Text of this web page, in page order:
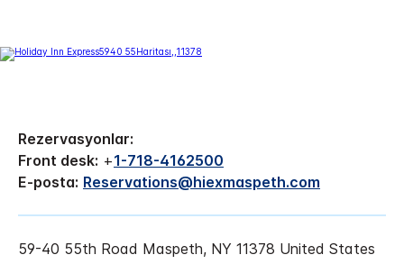
Rezervasyonlar:
Front desk: +1-718-4162500
E-posta: Reservations@hiexmaspeth.com
59-40 55th Road Maspeth, NY 11378 United States